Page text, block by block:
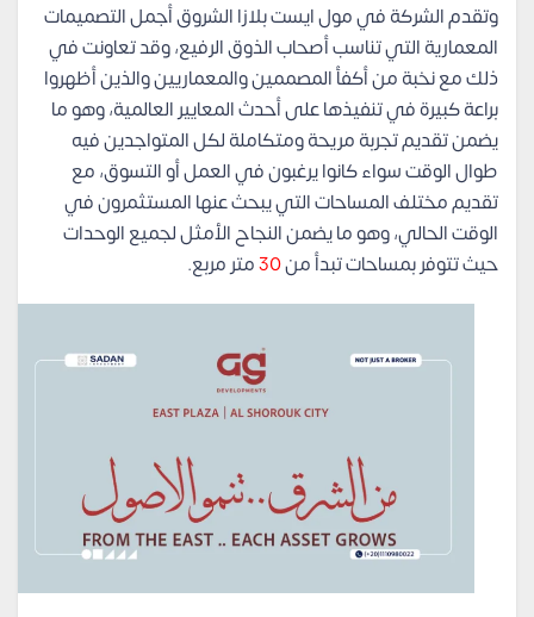
وتقدم الشركة في مول ايست بلازا الشروق أجمل التصميمات
المعمارية التي تناسب أصحاب الذوق الرفيع، وقد تعاونت في
ذلك مع نخبة من أكفأ المصممين والمعماريين والذين أظهروا
براعة كبيرة في تنفيذها على أحدث المعايير العالمية، وهو ما
يضمن تقديم تجربة مريحة ومتكاملة لكل المتواجدين فيه
طوال الوقت سواء كانوا يرغبون في العمل أو التسوق، مع
تقديم مختلف المساحات التي يبحث عنها المستثمرون في
الوقت الحالي، وهو ما يضمن النجاح الأمثل لجميع الوحدات
حيث تتوفر بمساحات تبدأ من30متر مربع.